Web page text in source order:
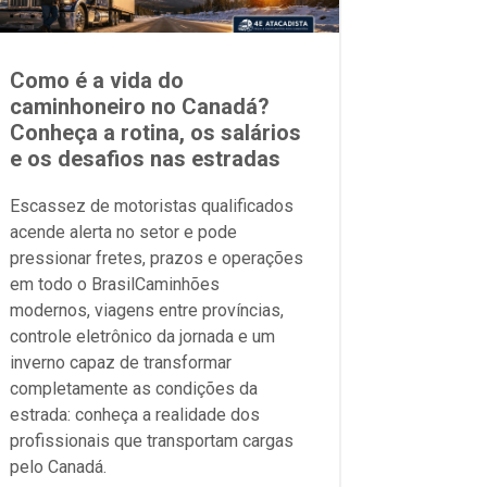
Como é a vida do
caminhoneiro no Canadá?
Conheça a rotina, os salários
e os desafios nas estradas
Escassez de motoristas qualificados
acende alerta no setor e pode
pressionar fretes, prazos e operações
em todo o BrasilCaminhões
modernos, viagens entre províncias,
controle eletrônico da jornada e um
inverno capaz de transformar
completamente as condições da
estrada: conheça a realidade dos
profissionais que transportam cargas
pelo Canadá.